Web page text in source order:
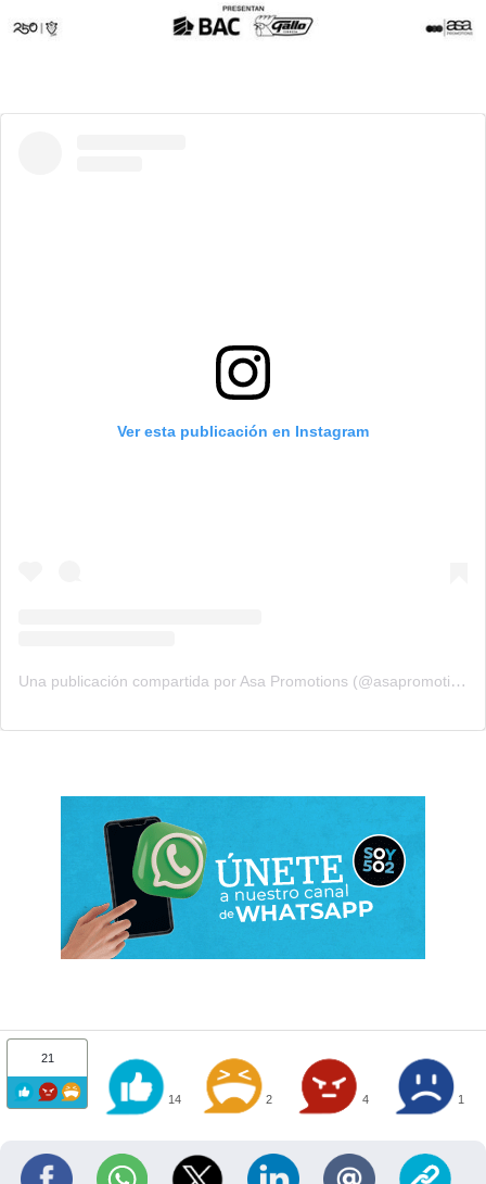
Ver esta publicación en Instagram
Una publicación compartida por Asa Promotions (@asapromotions)
21
14 2 4 1